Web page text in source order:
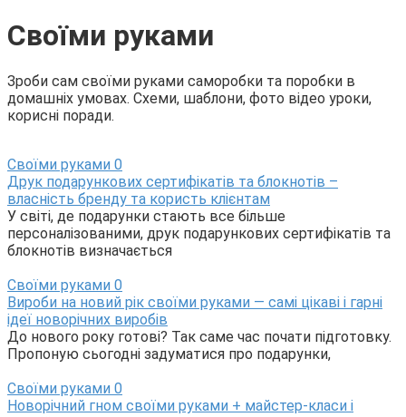
Своїми руками
Зроби сам своїми руками саморобки та поробки в
домашніх умовах. Схеми, шаблони, фото відео уроки,
корисні поради.
Своїми руками 0
Друк подарункових сертифікатів та блокнотів –
власність бренду та користь клієнтам
У світі, де подарунки стають все більше
персоналізованими, друк подарункових сертифікатів та
блокнотів визначається
Своїми руками 0
Вироби на новий рік своїми руками — самі цікаві і гарні
ідеї новорічних виробів
До нового року готові? Так саме час почати підготовку.
Пропоную сьогодні задуматися про подарунки,
Своїми руками 0
Новорічний гном своїми руками + майстер-класи і